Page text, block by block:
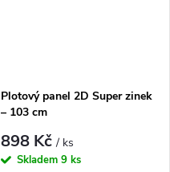
Plotový panel 2D Super zinek
– 103 cm
898 Kč/ ks
Skladem 9 ks